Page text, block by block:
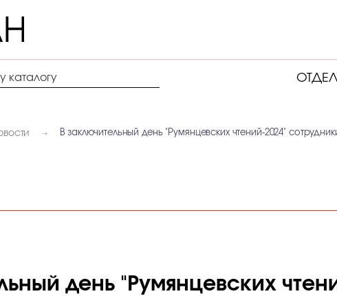
В заключительный день "Румянцевских чтений-2024"
день "Румянцевских